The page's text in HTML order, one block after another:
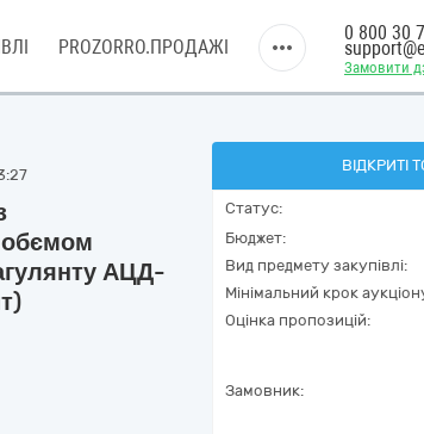
PROZORRO.ПРОДАЖІ
Замовити
0 800 30
обємом
АЦД-
ВІДКРИТІ
Статус:
Бюджет:
Вид предмету закупівлі:
Мінімальний крок
Оцінка пропозицій:
Замовник: